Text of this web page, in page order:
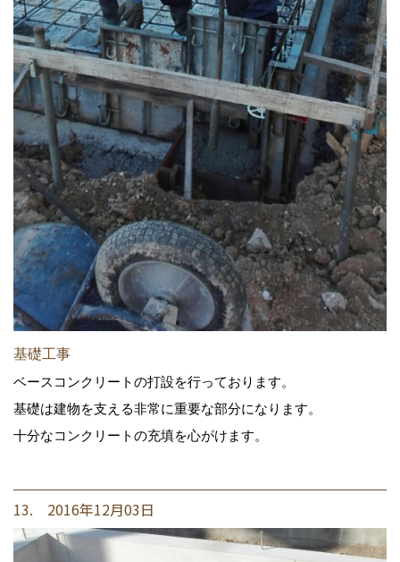
基礎工事
ベースコンクリートの打設を行っております。
基礎は建物を支える非常に重要な部分になります。
十分なコンクリートの充填を心がけます。
13. 2016年12月03日